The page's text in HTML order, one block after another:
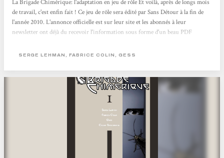
La Brigade Chimérique: l'adaptation en jeu de rôle Et voilà, après de longs mois
de travail, c'est enfin fait ! Ce jeu de rôle sera édité par Sans Détour à la fin de
l'année 2010. L'annonce officielle est sur leur site et les abonnés à leur
newsletter ont déjà du recevoir l'information sous forme d'un beau PDF
plusieurs personnes : - Tout d'abord les auteurs de la BD eux-même (alias le
SERGE LEHMAN, FABRICE COLIN, GESS